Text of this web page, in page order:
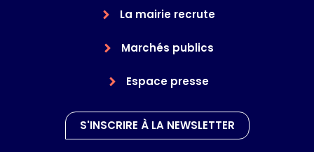
La mairie recrute
Marchés publics
Espace presse
S'INSCRIRE À LA NEWSLETTER